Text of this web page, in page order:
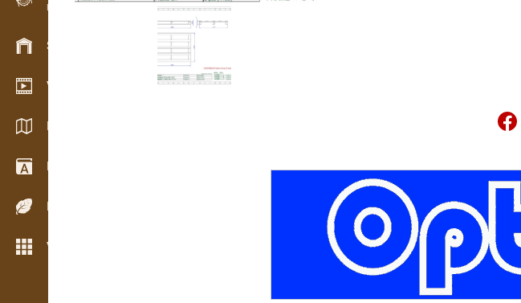
Evidencia dreva v teréne
Skladové hospodárstvo
Video showroom
Katalógy / Brožúry
Drevársky slovník
Dreviny
Viac možností